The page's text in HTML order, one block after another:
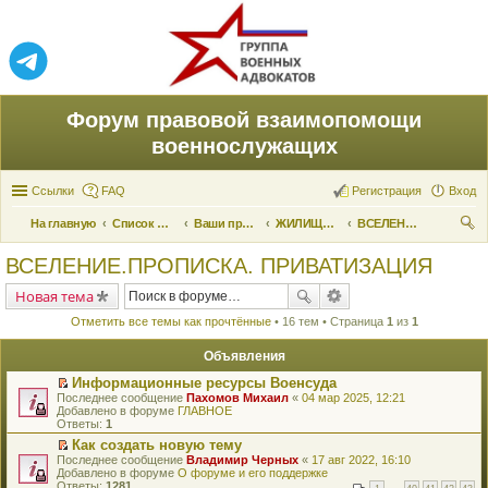
Форум правовой взаимопомощи
военнослужащих
Ссылки FAQ Вход
Регистрация
На главную Список форумов Ваши права и их реализация ЖИЛИЩНЫЕ ВОПРОСЫ
ВСЕЛЕНИЕ.ПРОПИСКА. ПРИВАТИЗАЦИЯ
ВСЕЛЕНИЕ.ПРОПИСКА. ПРИВАТИЗАЦИЯ
Новая тема
Отметить все темы как прочтённые• 16 тем • Страница 1 из 1
Объявления
П
е
р
е
й
т
и
Информационные ресурсы Военсуда
Последнее сообщение Пахомов Михаил « 04 мар 2025, 12:21
Добавлено в форуме ГЛАВНОЕ
Ответы: 1
П
е
р
Как создать новую тему
Последнее сообщение Владимир Черных « 17 авг 2022, 16:10
Добавлено в форуме О форуме и его поддержке